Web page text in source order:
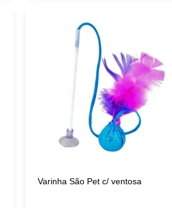
Varinha São Pet c/ ventosa